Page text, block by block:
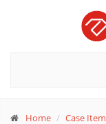
Home Case Item